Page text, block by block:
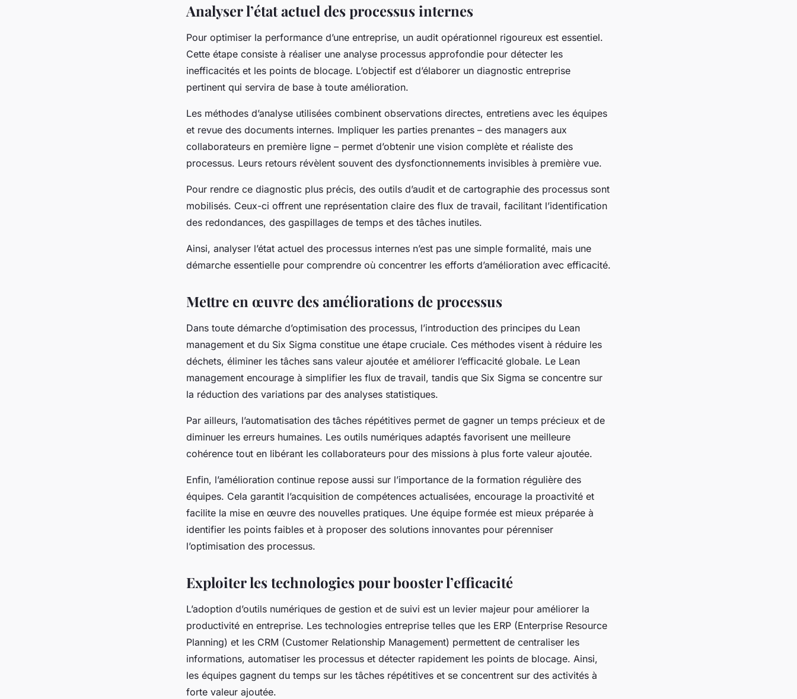
Analyser l’état actuel des processus internes
Pour optimiser la performance d’une entreprise, un audit opérationnel rigoureux est essentiel.
Cette étape consiste à réaliser une analyse processus approfondie pour détecter les
inefficacités et les points de blocage. L’objectif est d’élaborer un diagnostic entreprise
pertinent qui servira de base à toute amélioration.
Les méthodes d’analyse utilisées combinent observations directes, entretiens avec les équipes
et revue des documents internes. Impliquer les parties prenantes – des managers aux
collaborateurs en première ligne – permet d’obtenir une vision complète et réaliste des
processus. Leurs retours révèlent souvent des dysfonctionnements invisibles à première vue.
Pour rendre ce diagnostic plus précis, des outils d’audit et de cartographie des processus sont
mobilisés. Ceux-ci offrent une représentation claire des flux de travail, facilitant l’identification
des redondances, des gaspillages de temps et des tâches inutiles.
Ainsi, analyser l’état actuel des processus internes n’est pas une simple formalité, mais une
démarche essentielle pour comprendre où concentrer les efforts d’amélioration avec efficacité.
Mettre en œuvre des améliorations de processus
Dans toute démarche d’optimisation des processus, l’introduction des principes du Lean
management et du Six Sigma constitue une étape cruciale. Ces méthodes visent à réduire les
déchets, éliminer les tâches sans valeur ajoutée et améliorer l’efficacité globale. Le Lean
management encourage à simplifier les flux de travail, tandis que Six Sigma se concentre sur
la réduction des variations par des analyses statistiques.
Par ailleurs, l’automatisation des tâches répétitives permet de gagner un temps précieux et de
diminuer les erreurs humaines. Les outils numériques adaptés favorisent une meilleure
cohérence tout en libérant les collaborateurs pour des missions à plus forte valeur ajoutée.
Enfin, l’amélioration continue repose aussi sur l’importance de la formation régulière des
équipes. Cela garantit l’acquisition de compétences actualisées, encourage la proactivité et
facilite la mise en œuvre des nouvelles pratiques. Une équipe formée est mieux préparée à
identifier les points faibles et à proposer des solutions innovantes pour pérenniser
l’optimisation des processus.
Exploiter les technologies pour booster l’efficacité
L’adoption d’outils numériques de gestion et de suivi est un levier majeur pour améliorer la
productivité en entreprise. Les technologies entreprise telles que les ERP (Enterprise Resource
Planning) et les CRM (Customer Relationship Management) permettent de centraliser les
informations, automatiser les processus et détecter rapidement les points de blocage. Ainsi,
les équipes gagnent du temps sur les tâches répétitives et se concentrent sur des activités à
forte valeur ajoutée.